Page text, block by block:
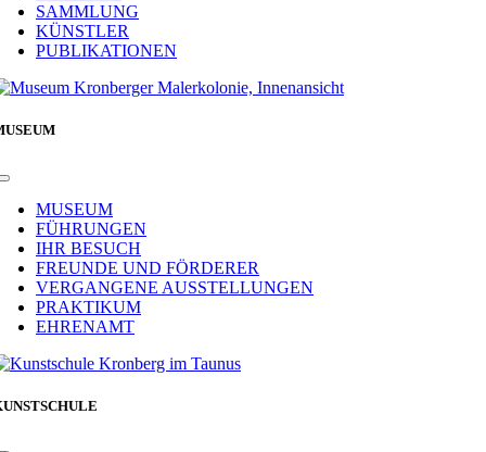
SAMMLUNG
KÜNSTLER
PUBLIKATIONEN
Toggle
NavigationMUSEUM
FÜHRUNGEN
IHR BESUCH
FREUNDE UND FÖRDERER
VERGANGENE AUSSTELLUNGEN
PRAKTIKUM
EHRENAMT